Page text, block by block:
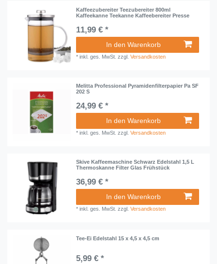
Kaffeezubereiter Teezubereiter 800ml
Kaffeekanne Teekanne Kaffeebereiter Presse
11,99 € *
In den Warenkorb
*inkl. ges. MwSt. zzgl.Versandkosten
Melitta Professional Pyramidenfilterpapier Pa SF
202 S
24,99 € *
In den Warenkorb
*inkl. ges. MwSt. zzgl.Versandkosten
Skive Kaffeemaschine Schwarz Edelstahl 1,5 L
Thermoskanne Filter Glas Frühstück
36,99 € *
In den Warenkorb
*inkl. ges. MwSt. zzgl.Versandkosten
Tee-Ei Edelstahl 15 x 4,5 x 4,5 cm
5,99 € *